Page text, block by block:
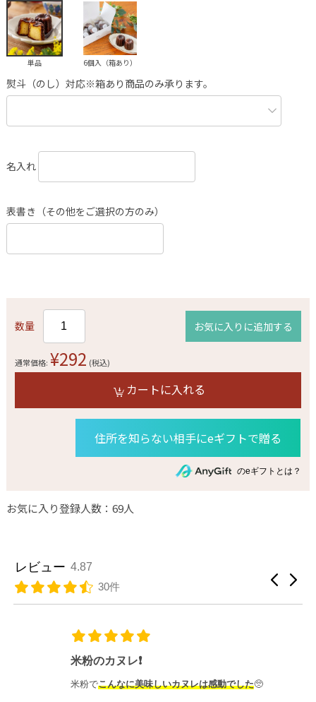
単品 6個入（箱あり）
熨斗（のし）対応※箱あり商品のみ承ります。
名入れ
表書き（その他をご選択の方のみ）
数量 お気に入りに追加する
通常価格: ¥292 (税込)
カートに入れる
住所を知らない相手にeギフトで贈る
のeギフトとは？
お気に入り登録人数：69人
レビュー 4.87
30件
米粉のカヌレ❗️
こんなに美味しいカヌレは感動でした🥺